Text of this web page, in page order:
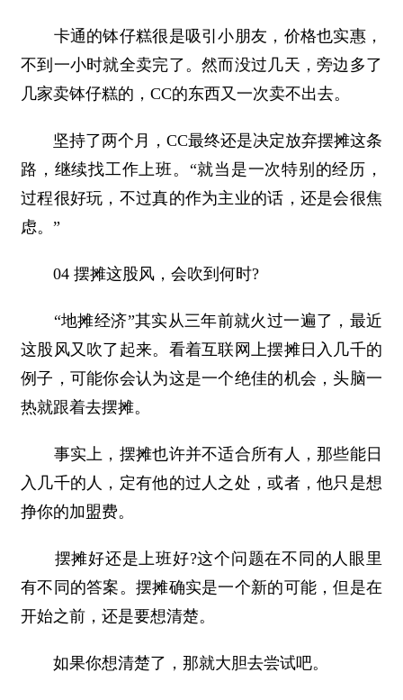
卡通的钵仔糕很是吸引小朋友，价格也实惠，
不到一小时就全卖完了。然而没过几天，旁边多了
几家卖钵仔糕的，CC的东西又一次卖不出去。
坚持了两个月，CC最终还是决定放弃摆摊这条
路，继续找工作上班。“就当是一次特别的经历，
过程很好玩，不过真的作为主业的话，还是会很焦
虑。”
04 摆摊这股风，会吹到何时?
“地摊经济”其实从三年前就火过一遍了，最近
这股风又吹了起来。看着互联网上摆摊日入几千的
例子，可能你会认为这是一个绝佳的机会，头脑一
热就跟着去摆摊。
事实上，摆摊也许并不适合所有人，那些能日
入几千的人，定有他的过人之处，或者，他只是想
挣你的加盟费。
摆摊好还是上班好?这个问题在不同的人眼里
有不同的答案。摆摊确实是一个新的可能，但是在
开始之前，还是要想清楚。
如果你想清楚了，那就大胆去尝试吧。